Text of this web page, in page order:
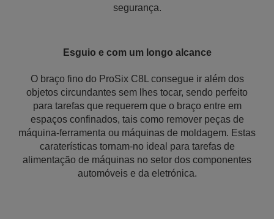
segurança.
Esguio e com um longo alcance
O braço fino do ProSix C8L consegue ir além dos
objetos circundantes sem lhes tocar, sendo perfeito
para tarefas que requerem que o braço entre em
espaços confinados, tais como remover peças de
máquina-ferramenta ou máquinas de moldagem. Estas
caraterísticas tornam-no ideal para tarefas de
alimentação de máquinas no setor dos componentes
automóveis e da eletrónica.